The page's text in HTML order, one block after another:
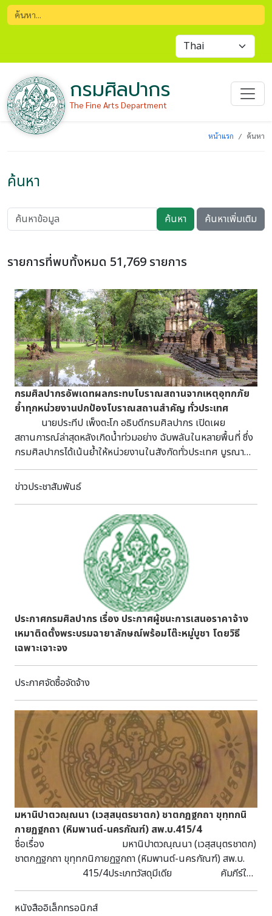
กรมศิลปากร
The Fine Arts Department
หน้าแรก ค้นหา
ค้นหา
ค้นหา ค้นหาเพิ่มเติม
รายการที่พบทั้งหมด 51,769 รายการ
กรมศิลปากรอัพเดทผลกระทบโบราณสถานจากเหตุอุทกภัย
ย้ำทุกหน่วยงานปกป้องโบราณสถานสำคัญ ทั่วประเทศ
นายประทีป เพ็งตะโก อธิบดีกรมศิลปากร เปิดเผย
สถานการณ์ล่าสุดหลังเกิดน้ำท่วมอย่าง ฉับพลันในหลายพื้นที่ ซึ่ง
กรมศิลปากรได้เน้นย้ำให้หน่วยงานในสังกัดทั่วประเทศ บูรณา
การร่วมกับหน่วยงานใน จังหวัด ปกป้องโบราณสถานสำคัญและ
รายงานสถานการณ์อย่างต่อเนื่อง น้ำไม่ท่วมโบราณสถาน แหล่ง
ศิลปากรที่ ๖ สุโขทัย รายงานพื้นที่แหล่งมรดกโลก ได้แก่ อุทยาน
ประวัติศาสตร์สุโขทัย, อุทยานประวัติศาสตร์ศรีสัชนาลัย และ
อุทยานประวัติศาสตร์กำแพงเพชร ซึ่งอยู่ในพื้นที่บริเวณ
ประเทศไทยตอนบนที่ได้รับอิทธิพลพายุโซนร้อนเตี้ยนหมู่ทำให้มี
ปริมาณน้ำฝนสะสมเป็นจำนวนมากและเกิดน้ำท่วมขังรอการ
ระบายภายในบริเวณโบราณสถาน ปัจจุบันภาพรวมของ
สถานการณ์เริ่มคลี่คลาย เนื่องจากปริมาณฝนตกสะสมลดน้อยลง
ในเขตอุทยานประวัติศาสตร์สุโขทัยและอุทยานประวัติศาสตร์
ศรีสัชนาลัยพบว่า มีปริมาณน้ำฝนที่ท่วมขังไม่มากนักรอการ
ระบายออกจากพื้นที่ ส่วนอุทยานประวัติศาสตร์กำแพงเพชรได้รับ
ทุ่งเศรษฐีซึ่งมีน้ำฝนที่ท่วมขังรอการระบาย อย่างไรก็ตาม การเดิน
ทางท่องเที่ยวในเขตอุทยานประวัติศาสตร์ทั้ง ๓ แห่ง นักท่องเที่ยว
ยังคงสามารถเดินทางมาเที่ยวชมโบราณสถานภายในเขตอุทยาน
ประวัติศาสตร์ได้ตามปกติภาพที่ ๑ - ๓ : อุทยานประวัติศาสตร์
ศรีสัชนาลัยภาพที่ ๔ - ๖ : อุทยานประวัติศาสตร์สุโขทัยสถานการณ์
อุทกภัยในพื้นที่นครประวัติศาสตร์พระนครศรีอยุธยา พื้นที่
นครประวัติศาสตร์พระนครศรีอยุธยา ถือว่ามีความเสี่ยงระดับน้ำ
เพิ่มสูงขึ้นอย่างต่อเนื่อง เมื่อ ประเมินแล้วพบว่าจะมีผลกระทบกับ
โบราณสถานที่ตั้งอยู่ริมฝั่งแม่น้ำบริเวณภายในและภายนอกเกาะ
เมืองทั้งหมด ดังเช่น วัดเชิงท่า วัดธรรมาราม วัดกษัตราธิ
ราชวรวิหาร วัดไชยวัฒนาราม ป้อมเพชร บ้านโปรตุเกสและบ้าน
ฮอลันดา ดังนั้น ตั้งแต่วันที่ ๑๗ กันยายน ที่ผ่านมา กรมศิลปากร
จึงติดตั้งแผงป้องกันน้ำในจุดแรกคือวัดไชยวัฒนาราม เนื่องจาก
เป็นพื้นที่ที่มีระดับต่ำสุด และดำเนินการในโบราณสถานอื่นๆ ตาม
ลำดับ ล่าสุดเมื่อเวลา ๐๖.๐๐ น. ของวันที่ ๒๙ กันยายน ๒๕๖๔
เขื่อนเจ้าพระยาระบายน้ำท้ายเขื่อน ๒,๗๔๙ ลบ.ม. ต่อวินาที ทำให้
ข่าวประชาสัมพันธ์
ประกาศกรมศิลปากร เรื่อง ประกาศผู้ชนะการเสนอราคาจ้าง
เหมาติดตั้งพระบรมฉายาลักษณ์พร้อมโต๊ะหมู่บูชา โดยวิธี
เฉพาะเจาะจง
ประกาศจัดซื้อจัดจ้าง
มหานิปาตวณฺณนา (เวสฺสนฺตรชาตก) ชาตกฏฐกถา ขุทฺทกนิ
กายฏฐกถา (หิมพานต์-นครกัณฑ์) สพ.บ.415/4
ชื่อเรื่อง มหานิปาตวณฺณนา (เวสฺสนฺตรชาตก)
ชาตกฏฐกถา ขุทฺทกนิกายฏฐกถา (หิมพานต์-นครกัณฑ์) สพ.บ.
415/4ประเภทวัสดุมีเดีย คัมภีร์ใบ
ลานหมวดหมู่ พุทธศาสนาลักษณะวัสดุ
38 หน้า กว้าง 4.5 ซม. ยาว 56.5 ซม.หัวเรื่อง
หนังสืออิเล็กทรอนิกส์